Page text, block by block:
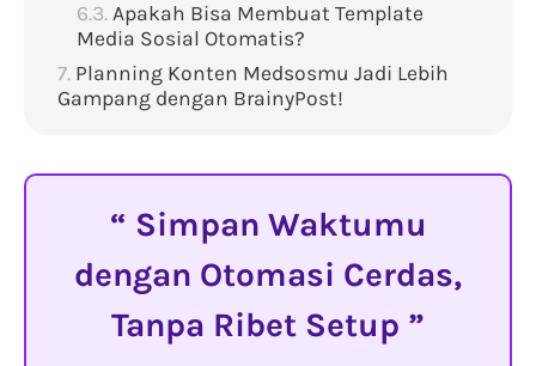
Apakah Bisa Membuat Template
Media Sosial Otomatis?
Planning Konten Medsosmu Jadi Lebih
Gampang dengan BrainyPost!
Simpan Waktumu
dengan Otomasi Cerdas,
Tanpa Ribet Setup